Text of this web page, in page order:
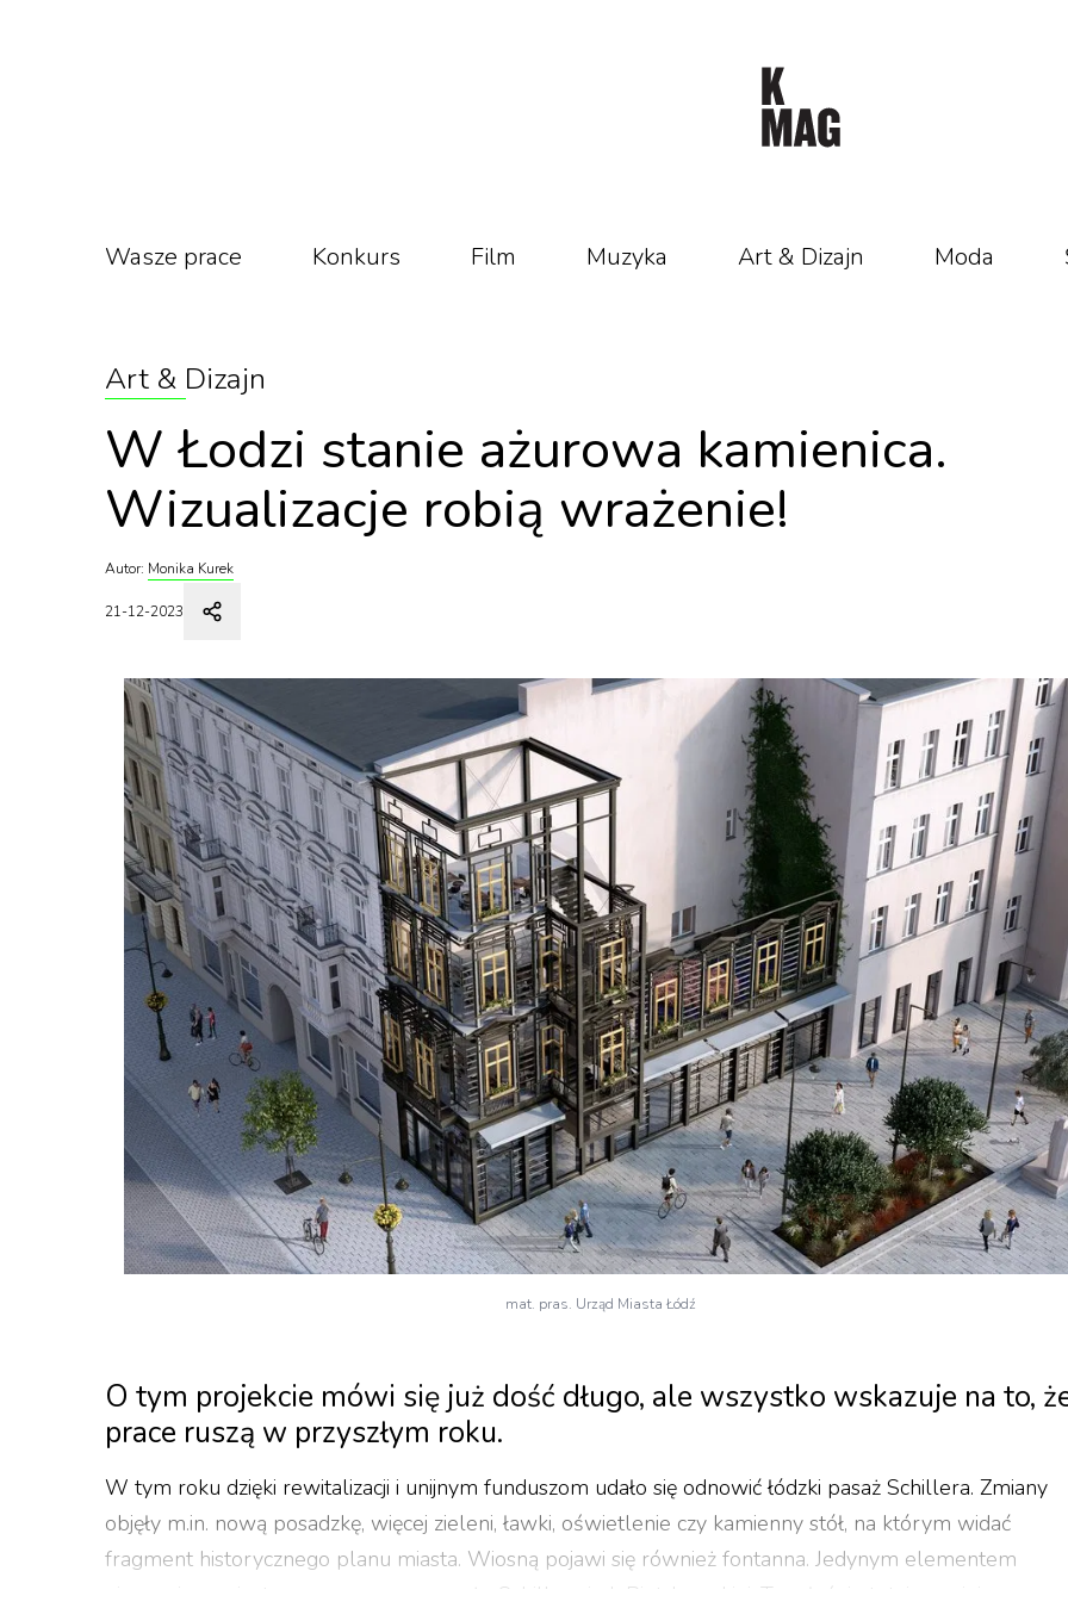
Wasze prace Konkurs Film Muzyka Art & Dizajn Moda
Art & Dizajn
W Łodzi stanie ażurowa kamienica.
Wizualizacje robią wrażenie!
Autor: Monika Kurek
21-12-2023
mat. pras. Urząd Miasta Łódź
O tym projekcie mówi się już dość długo, ale wszystko wskazuje na to,
prace ruszą w przyszłym roku.
W tym roku dzięki rewitalizacji i unijnym funduszom udało się odnowić łódzki pasaż Schillera. Zmiany
objęły m.in. nową posadzkę, więcej zieleni, ławki, oświetlenie czy kamienny stół, na którym widać
fragment historycznego planu miasta. Wiosną pojawi się również fontanna. Jedynym elementem
niepasującym jest wyrwa na rogu pasażu Schillera i ul. Piotrkowskiej. To właśnie tutaj, w miejscu